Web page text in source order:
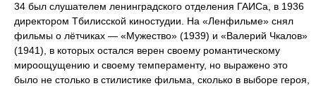
34 был слушателем ленинградского отделения ГАИСа, в 1936
директором Тбилисской киностудии. На «Ленфильме» снял
фильмы о лётчиках — «Мужество» (1939) и «Валерий Чкалов»
(1941), в которых остался верен своему романтическому
мироощущению и своему темпераменту, но выражено это
было не столько в стилистике фильма, сколько в выборе героя,